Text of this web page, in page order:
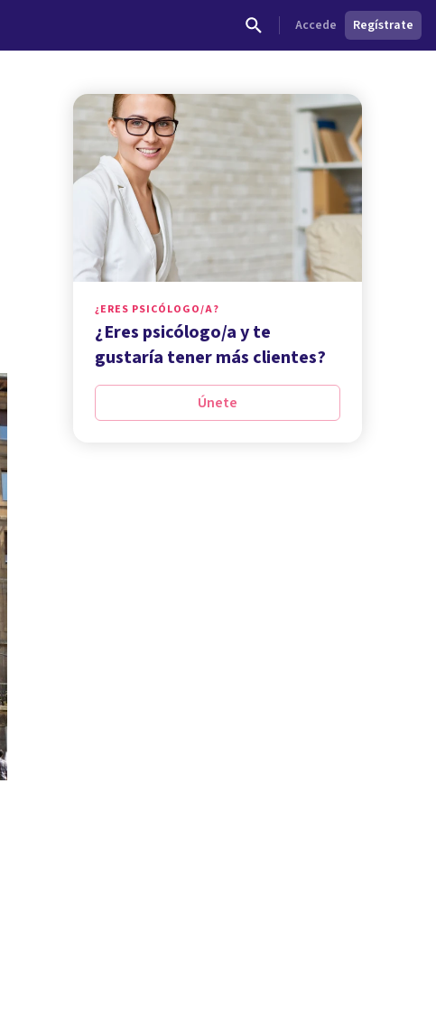
Accede Regístrate
¿ERES PSICÓLOGO/A?
¿Eres psicólogo/a y te
gustaría tener más clientes?
Únete